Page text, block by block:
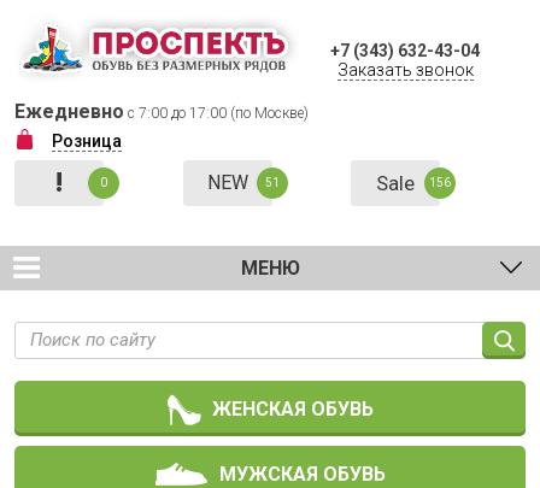
+7 (343) 632-43-04
Заказать звонок
Ежедневно с 7:00 до 17:00 (по Москве)
Розница
! 0 NEW 51 Sale 156
МЕНЮ
ЖЕНСКАЯ ОБУВЬ
МУЖСКАЯ ОБУВЬ